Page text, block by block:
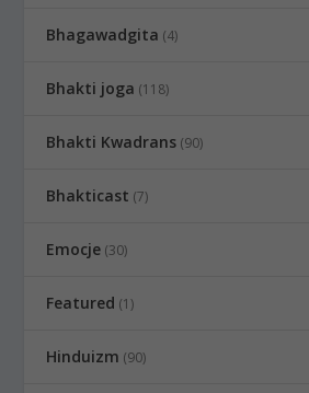
Bhagawadgita (4)
Bhakti joga (118)
Bhakti Kwadrans (90)
Bhakticast (7)
Emocje (30)
Featured (1)
Hinduizm (90)